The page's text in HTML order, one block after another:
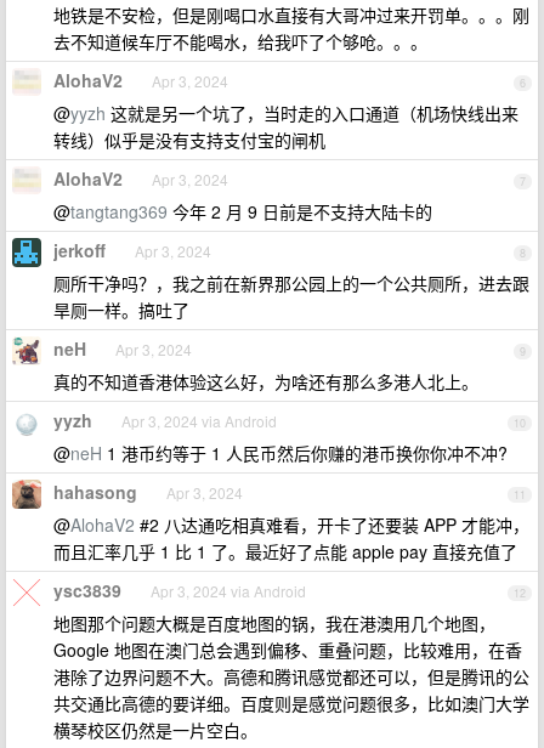
地铁是不安检，但是刚喝口水直接有大哥冲过来开罚单。。。刚
去不知道候车厅不能喝水，给我吓了个够呛。。。
6
AlohaV2 Apr 3, 2024
@yyzh 这就是另一个坑了，当时走的入口通道（机场快线出来
转线）似乎是没有支持支付宝的闸机
7
AlohaV2 Apr 3, 2024
@tangtang369 今年 2 月 9 日前是不支持大陆卡的
8
jerkoff Apr 3, 2024
厕所干净吗？，我之前在新界那公园上的一个公共厕所，进去跟
旱厕一样。搞吐了
9
neH Apr 3, 2024
真的不知道香港体验这么好，为啥还有那么多港人北上。
10
yyzh Apr 3, 2024 via Android
@neH 1 港币约等于 1 人民币然后你赚的港币换你你冲不冲?
11
hahasong Apr 3, 2024
@AlohaV2 #2 八达通吃相真难看，开卡了还要装 APP 才能冲，
而且汇率几乎 1 比 1 了。最近好了点能 apple pay 直接充值了
12
ysc3839 Apr 3, 2024 via Android
地图那个问题大概是百度地图的锅，我在港澳用几个地图，
Google 地图在澳门总会遇到偏移、重叠问题，比较难用，在香
港除了边界问题不大。高德和腾讯感觉都还可以，但是腾讯的公
共交通比高德的要详细。百度则是感觉问题很多，比如澳门大学
横琴校区仍然是一片空白。